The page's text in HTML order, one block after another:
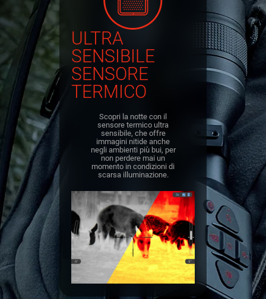
ULTRA
SENSIBILE
SENSORE
TERMICO
Scopri la notte con il
sensore termico ultra
sensibile, che offre
immagini nitide anche
negli ambienti più bui, per
non perdere mai un
momento in condizioni di
scarsa illuminazione.